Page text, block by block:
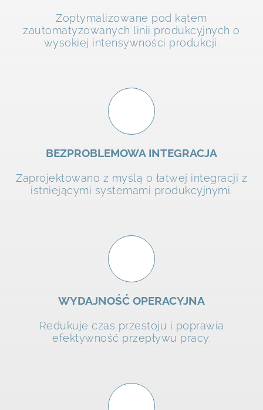
Zoptymalizowane pod kątem
zautomatyzowanych linii produkcyjnych o
wysokiej intensywności produkcji.
BEZPROBLEMOWA INTEGRACJA
Zaprojektowano z myślą o łatwej integracji z
istniejącymi systemami produkcyjnymi.
WYDAJNOŚĆ OPERACYJNA
Redukuje czas przestoju i poprawia
efektywność przepływu pracy.